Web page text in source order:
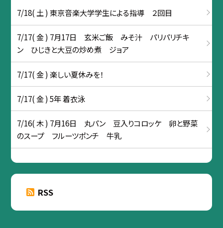
7/18( 土 ) 東京音楽大学学生による指導 ２回目
7/17( 金 ) 7月17日 玄米ご飯 みそ汁 パリパリチキ
ン ひじきと大豆の炒め煮 ジョア
7/17( 金 ) 楽しい夏休みを！
7/17( 金 ) 5年 着衣泳
7/16( 木 ) 7月16日 丸パン 豆入りコロッケ 卵と野菜
のスープ フルーツポンチ 牛乳
RSS